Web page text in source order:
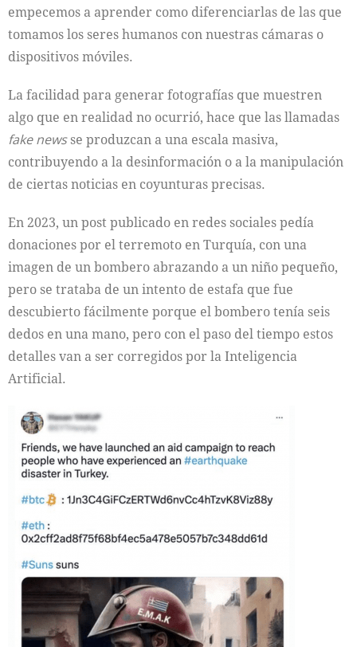
empecemos a aprender como diferenciarlas de las que
tomamos los seres humanos con nuestras cámaras o
dispositivos móviles.
La facilidad para generar fotografías que muestren
algo que en realidad no ocurrió, hace que las llamadas
fake newsse produzcan a una escala masiva,
contribuyendo a la desinformación o a la manipulación
de ciertas noticias en coyunturas precisas.
En 2023, un post publicado en redes sociales pedía
donaciones por el terremoto en Turquía, con una
imagen de un bombero abrazando a un niño pequeño,
pero se trataba de un intento de estafa que fue
descubierto fácilmente porque el bombero tenía seis
dedos en una mano, pero con el paso del tiempo estos
detalles van a ser corregidos por la Inteligencia
Artificial.